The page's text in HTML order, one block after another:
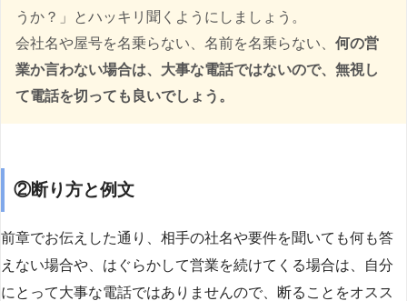
うか？」とハッキリ聞くようにしましょう。
会社名や屋号を名乗らない、名前を名乗らない、 何の営
業か言わない場合は、大事な電話ではないので、無視し
て電話を切っても良いでしょう。
②断り方と例文
前章でお伝えした通り、相手の社名や要件を聞いても何も答
えない場合や、はぐらかして営業を続けてくる場合は、自分
にとって大事な電話ではありませんので、断ることをオスス